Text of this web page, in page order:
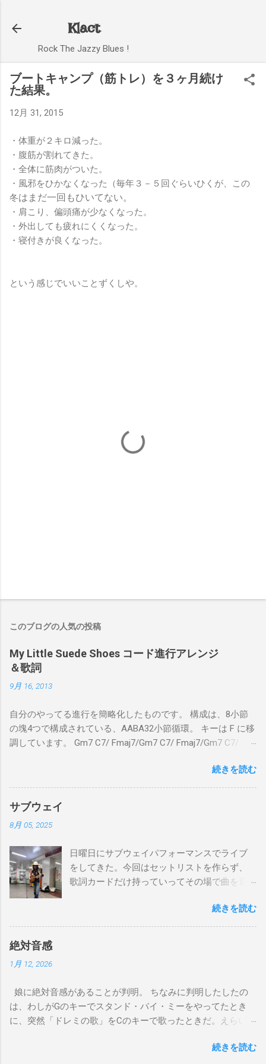
Klact
Rock The Jazzy Blues !
ブートキャンプ（筋トレ）を３ヶ月続け
た結果。
12月 31, 2015
・体重が２キロ減った。
・腹筋が割れてきた。
・全体に筋肉がついた。
・風邪をひかなくなった（毎年３－５回ぐらいひくが、この
冬はまだ一回もひいてない。
・肩こり、偏頭痛が少なくなった。
・外出しても疲れにくくなった。
・寝付きが良くなった。
という感じでいいことずくしや。
このブログの人気の投稿
My Little Suede Shoes コード進行アレンジ
＆歌詞
9月 16, 2013
自分のやってる進行を簡略化したものです。 構成は、8小節
の塊4つで構成されている、AABA32小節循環。 キーは F に移
調しています。 Gm7 C7/ Fmaj7/Gm7 C7/ Fmaj7/Gm7 C7/
Fmaj7/Gm7 C7/ Am7 D7/Gm7 C7/ Fmaj7/ Bbmaj7/Am7
Abm7/Gm7 C7/Fmaj7/Bbmaj7/Am7 Abm7/Gm7 C7/Fmaj7/
Gm7 C7/ Fmaj7/Gm7 C7/ Fmaj7/Gm7 C7/ Am7 D7/Gm7 C7/
Fmaj7/ Gm7 C7 Fmaj7 僕のスエードシューズ Gm7
C7 Fmaj7 黒いスエードシューズ Gm7 C7 Am
のも一緒さ Gm7 C7 Fmaj7 僕のスウェードシューズ
Gm7 C7 Fmaj7 先の尖ったシューズ Gm7 C7
Am7 とてもカッコいいのさ D7 Gm7 C7 Fmaj7 いつも気分
最高 Bbmaj7 Am7 Abm7 こい...
続きを読む
サブウェイ
8月 05, 2025
日曜日にサブウェイパフォーマンスでライブ
をしてきた。今回はセットリストを作らず、
歌詞カードだけ持っていってその場で曲を選
をやった。でも、曲選びにかなりの時間を使
ったし、ライブの流れを良くするためにもセ
す。是非お越しください。 A change is gonna
come Gee, baby, ain't I good to you Michelle All
Of Me Susie Q St. Louis Blues Amado Mio 上を
Me down（途中でやめた） Yesterday Wild
続きを読む
絶対音感
1月 12, 2026
娘に絶対音感があることが判明。 ちなみに判明したしたの
は、わしがGのキーでスタンド・バイ・ミーをやってたとき
に、突然「ドレミの歌」をCのキーで歌ったときだ。えらい調
で歌っていた。相対音感しかないわしには羨ましい限り。そ
続きを読む